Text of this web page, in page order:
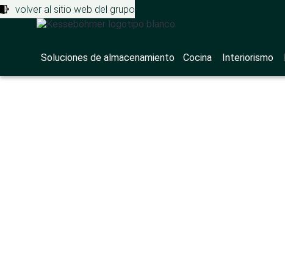
volver al sitio web del grupo
Soluciones de almacenamiento Cocina Interiorismo